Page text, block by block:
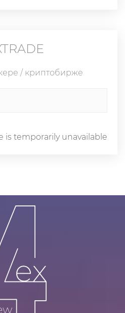
/ криптобирже
is temporarily unavailable